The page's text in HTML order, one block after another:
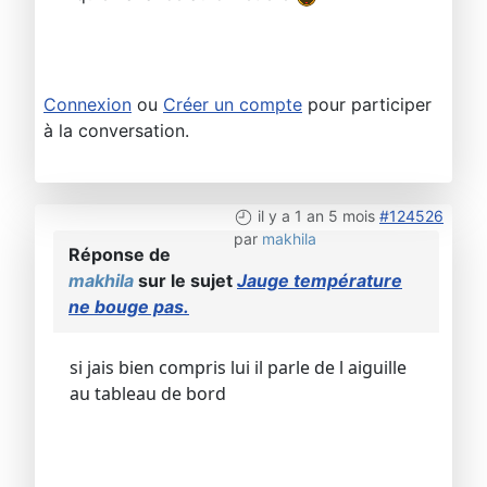
Connexion ou Créer un compte pour participer
à la conversation.
il y a 1 an 5 mois #124526
par makhila
Réponse de
makhila sur le sujet Jauge température
ne bouge pas.
si jais bien compris lui il parle de l aiguille
au tableau de bord